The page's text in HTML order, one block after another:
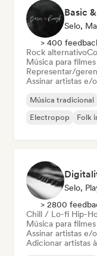
Basic
Selo,
> 400
Rock alternativo
Música para filmes
Representar/
Assinar artistas e/
Música tradicional
Electropop
Folk
Selo,
> 2800
Chill / Lo-fi Hip-
Música para filmes
Assinar artistas e/
Adicionar artistas